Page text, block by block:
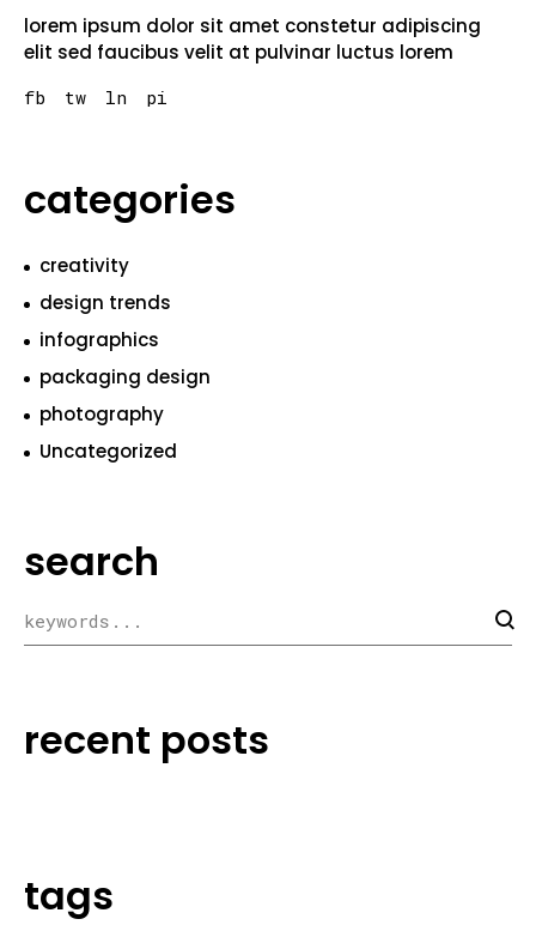
lorem ipsum dolor sit amet constetur adipiscing
elit sed faucibus velit at pulvinar luctus lorem
fb tw ln pi
categories
creativity
design trends
infographics
packaging design
photography
Uncategorized
search
recent posts
tags